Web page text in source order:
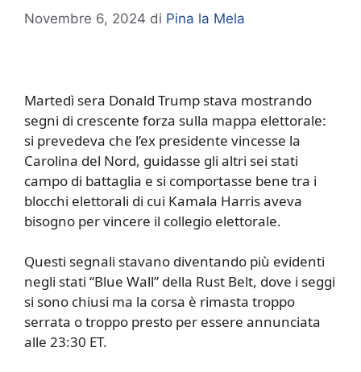
Novembre 6, 2024 di Pina la Mela
Martedì sera Donald Trump stava mostrando
segni di crescente forza sulla mappa elettorale:
si prevedeva che l’ex presidente vincesse la
Carolina del Nord, guidasse gli altri sei stati
campo di battaglia e si comportasse bene tra i
blocchi elettorali di cui Kamala Harris aveva
bisogno per vincere il collegio elettorale.
Questi segnali stavano diventando più evidenti
negli stati “Blue Wall” della Rust Belt, dove i seggi
si sono chiusi ma la corsa è rimasta troppo
serrata o troppo presto per essere annunciata
alle 23:30 ET.